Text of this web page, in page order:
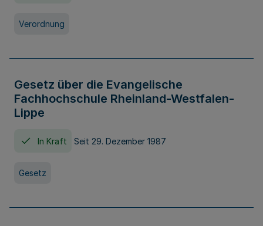
Verordnung
Gesetz über die Evangelische
Fachhochschule Rheinland-Westfalen-
Lippe
In Kraft Seit 29. Dezember 1987
Gesetz